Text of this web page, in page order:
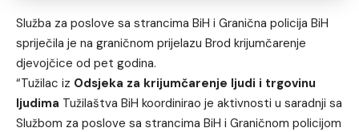
Služba za poslove sa strancima BiH i Granična policija BiH
spriječila je na graničnom prijelazu Brod krijumčarenje
djevojčice od pet godina.
“Tužilac iz Odsjeka za krijumčarenje ljudi i trgovinu
ljudima Tužilaštva BiH koordinirao je aktivnosti u saradnji sa
Službom za poslove sa strancima BiH i Graničnom policijom